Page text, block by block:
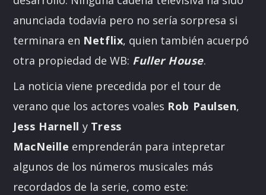
anunciada todavía pero no sería sorpresa si
terminara en Netflix, quien también acuerpó
otra propiedad de WB: Fuller House.
La noticia viene precedida por el tour de
verano que los actores voales Rob Paulsen,
Jess Harnell y Tress
MacNeille emprenderán para intepretar
algunos de los números musicales más
recordados de la serie, como este: